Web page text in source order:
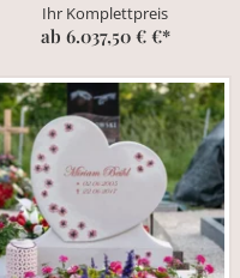
Ihr Komplettpreis
ab 6.037,50 € €*